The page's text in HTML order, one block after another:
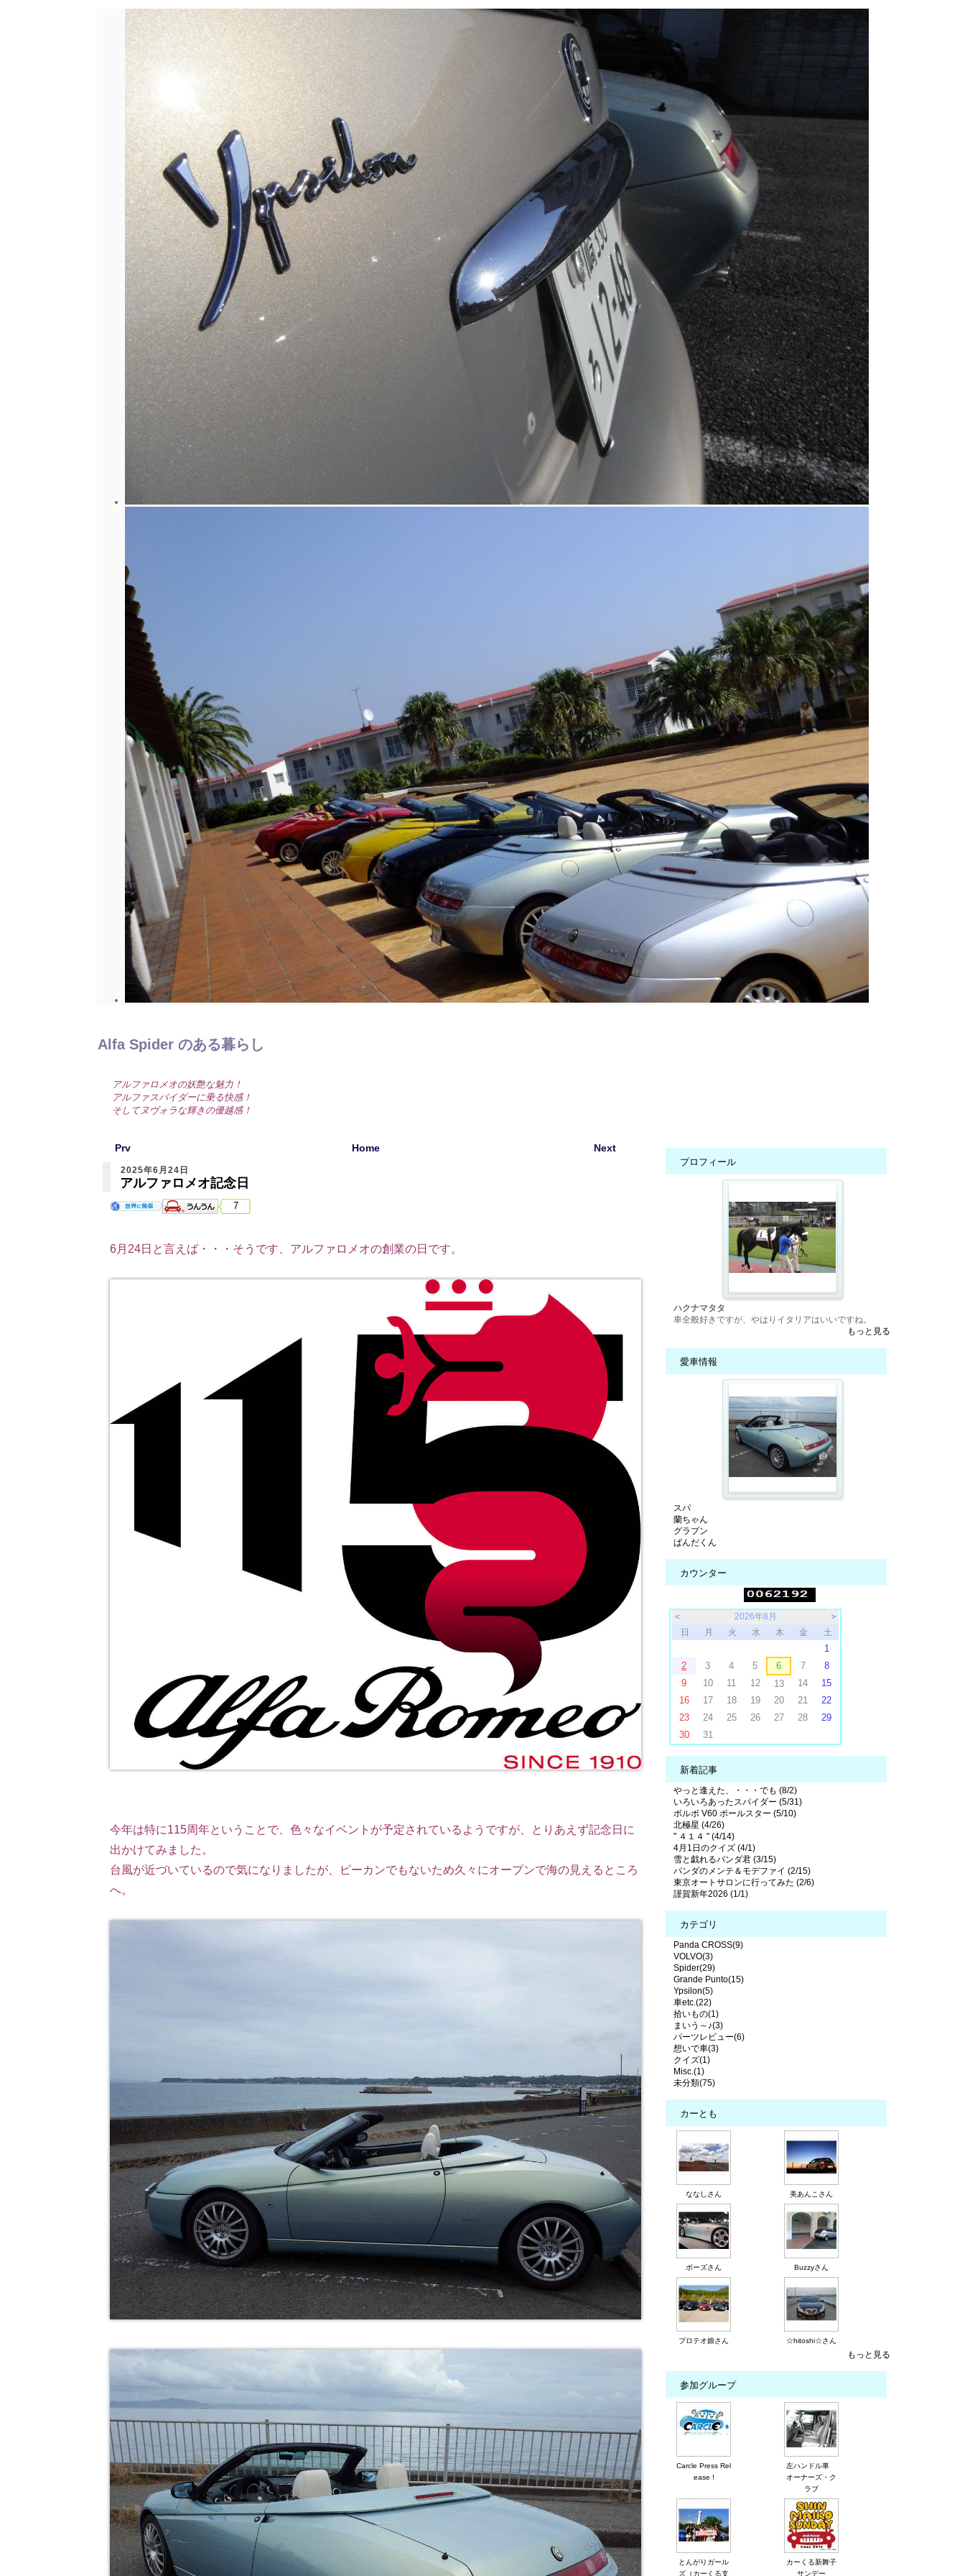
Alfa Spider のある暮らし
アルファロメオの妖艶な魅力！
アルファスパイダーに乗る快感！
そしてヌヴォラな輝きの優越感！
Next
Prv Home
2025年6月24日
アルファロメオ記念日
7
6月24日と言えば・・・そうです、アルファロメオの創業の日です。
今年は特に115周年ということで、色々なイベントが予定されているようですが、とりあえず記念日に
出かけてみました。
台風が近づいているので気になりましたが、ピーカンでもないため久々にオープンで海の見えるところ
へ。
プロフィール
ハクナマタタ
車全般好きですが、やはりイタリアはいいですね。
もっと見る
愛車情報
スパ
蘭ちゃん
グラプン
ぱんだくん
カウンター
＜ 2026年8月
＞
日
月 火 水 木 金 土
1
2
3 4 5 6 7
8
9
10 11 12 13 14
15
16
17 18 19 20 21
22
23
24 25 26 27 28
29
30
31
新着記事
やっと逢えた、・・・でも (8/2)
いろいろあったスパイダー (5/31)
ボルボ V60 ポールスター (5/10)
北極星 (4/26)
" ４１４ " (4/14)
4月1日のクイズ (4/1)
雪と戯れるパンダ君 (3/15)
パンダのメンテ＆モデファイ (2/15)
東京オートサロンに行ってみた (2/6)
謹賀新年2026 (1/1)
カテゴリ
Panda CROSS(9)
VOLVO(3)
Spider(29)
Grande Punto(15)
Ypsilon(5)
車etc.(22)
拾いもの(1)
まいう～♪(3)
パーツレビュー(6)
想いで車(3)
クイズ(1)
Misc.(1)
未分類(75)
カーとも
ななしさん 美あんこさん
ボーズさん Buzzyさん
プロテオ娘さん ☆hitoshi☆さん
もっと見る
参加グループ
Carcle Press Rel
ease !
左ハンドル車
オーナーズ・ク
ラブ
とんがりガール
ズ（カーくる支
カーくる新舞子
サンデー